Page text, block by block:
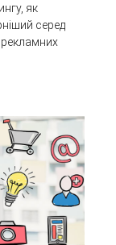
як
серед
рекламних